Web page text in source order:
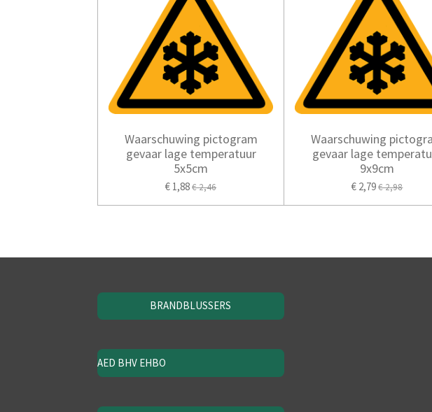
Waarschuwing pictogram
gevaar lage temperatuur
5x5cm
€ 1,88€ 2,46
Waarschuwing
gevaar lage
9x9cm
€ 2,79€ 2,98
BRANDBLUSSERS
AED BHV EHBO